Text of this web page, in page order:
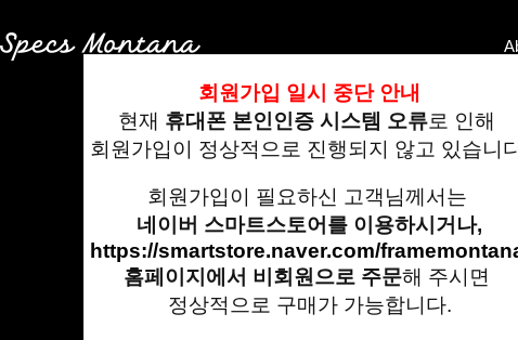
회원가입 일시 중단 안내
현재 휴대폰 본인인증 시스템 오류로 인해
회원가입이 정상적으로 진행되지 않고 있습니
회원가입이 필요하신 고객님께서는
네이버 스마트스토어를 이용하시거나,
https://smartstore.naver.com/
홈페이지에서 비회원으로 주문해 주시면
정상적으로 구매가 가능합니다.
문의 가능 시간
02-555-6367
평일 : 오전 10시 - 오후 6시 (점심시간 12시-1시)
기업은행 217-088733-04-016 (주)프레임몬타나